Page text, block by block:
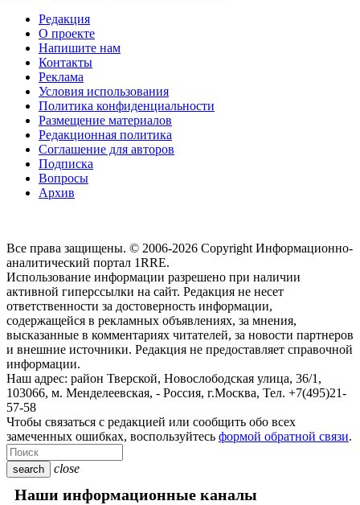
Редакция
О проекте
Напишите нам
Контакты
Реклама
Условия использования
Политика конфиденциальности
Размещение материалов
Редакционная политика
Соглашение для авторов
Подписка
Вопросы
Архив
Все права защищены. © 2006-2026 Copyright Информационно-
аналитический портал 1RRE.
Использование информации разрешено при наличии
активной гиперссылки на сайт. Редакция не несет
ответственности за достоверность информации,
содержащейся в рекламных объявлениях, за мнения,
высказанные в комментариях читателей, за новости партнеров
и внешние источники. Редакция не предоставляет справочной
информации.
Наш адрес: район Тверской, Новослободская улица, 36/1 ,
103066, м. Менделеевская, - Россия, г.Москва, Тел. +7(495)21-
57-58
Чтобы связаться с редакцией или сообщить обо всех
замеченных ошибках, воспользуйтесь формой обратной связи.
search close
Наши информационные каналы